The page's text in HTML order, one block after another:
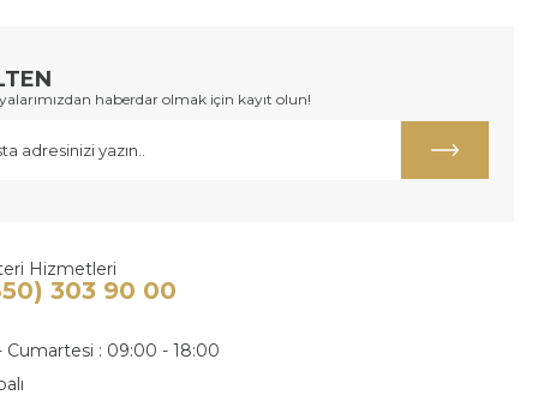
haberdar olmak için kayıt olun!
Hizmetleri
303 90 00
Cumartesi : 09:00 - 18:00